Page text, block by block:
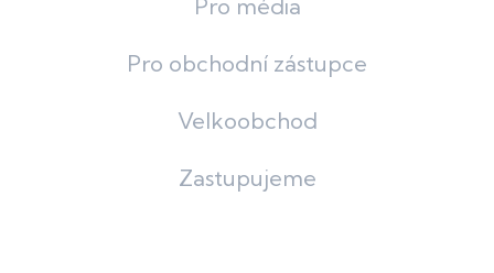
Pro média
Pro obchodní zástupce
Velkoobchod
Zastupujeme